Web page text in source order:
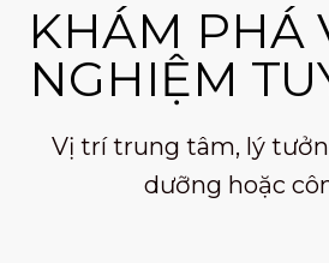
KHÁM PHÁ
NGHIỆM
Vị trí trung tâm, lý
dưỡng hoặc